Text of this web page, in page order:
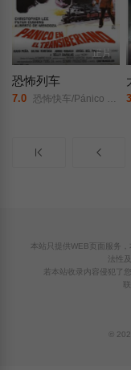
正片
恐怖列车
7.0 恐怖快车/Pánico EN EL Transiberiano/
本站只提供WEB页面服务
法性
若本站收录内容侵犯了
©